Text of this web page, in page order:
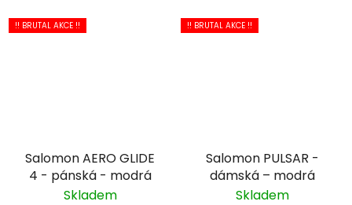
!! BRUTAL AKCE !!
Salomon AERO GLIDE
4 - pánská - modrá
Skladem
!! BRUTAL AKCE !!
Salomon PULSAR -
dámská – modrá
Skladem